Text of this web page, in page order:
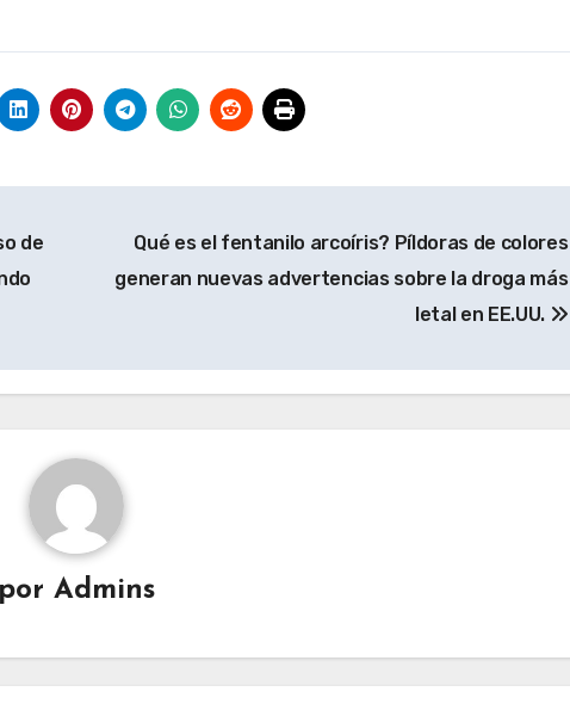
de
Qué es el fentanilo arcoíris? Píldoras de colores
generan nuevas advertencias sobre la droga más
letal en EE.UU.
porAdmins